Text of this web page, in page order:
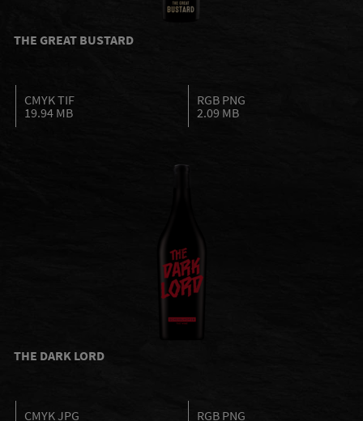
THE GREAT BUSTARD
CMYK TIF
19.94 MB
RGB PNG
2.09 MB
THE DARK LORD
CMYK JPG
RGB PNG